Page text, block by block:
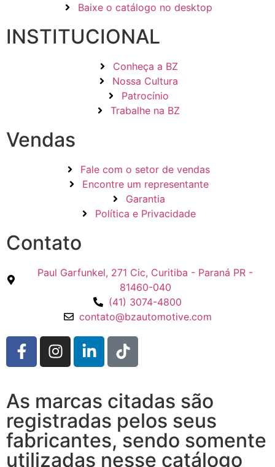
Baixe o catálogo no desktop
INSTITUCIONAL
Conheça a BZ
Nossa Cultura
Patrocínio
Trabalhe na BZ
Vendas
Fale com o setor de vendas
Encontre um representante
Garantia
Política e Privacidade
Contato
Paul Garfunkel, 271 Cic, Curitiba - Paraná PR -
81460-040
(41) 3074-4800
contato@bzautomotive.com
As marcas citadas são
registradas pelos seus
fabricantes, sendo somente
utilizadas nesse catálogo